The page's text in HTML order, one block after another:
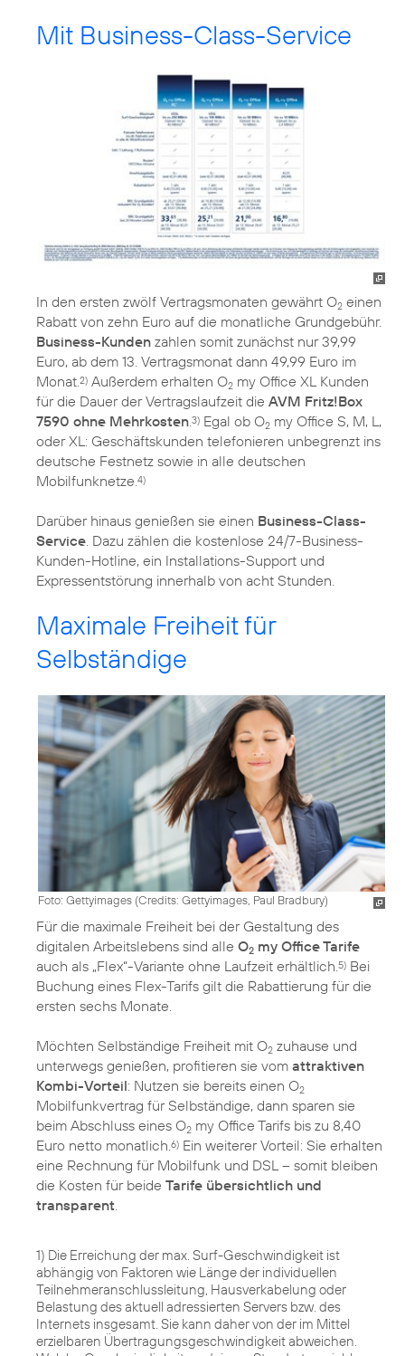
Mit Business-Class-Service
In den ersten zwölf Vertragsmonaten gewährt O2 einen
Rabatt von zehn Euro auf die monatliche Grundgebühr.
Business-Kunden zahlen somit zunächst nur 39,99
Euro, ab dem 13. Vertragsmonat dann 49,99 Euro im
Monat.2) Außerdem erhalten O2 my Office XL Kunden
für die Dauer der Vertragslaufzeit die AVM Fritz!Box
7590 ohne Mehrkosten.3) Egal ob O2 my Office S, M, L,
oder XL: Geschäftskunden telefonieren unbegrenzt ins
deutsche Festnetz sowie in alle deutschen
Mobilfunknetze.4)
Darüber hinaus genießen sie einen Business-Class-
Service. Dazu zählen die kostenlose 24/7-Business-
Kunden-Hotline, ein Installations-Support und
Expressentstörung innerhalb von acht Stunden.
Maximale Freiheit für
Selbständige
Foto: Gettyimages (Credits: Gettyimages, Paul Bradbury)
Für die maximale Freiheit bei der Gestaltung des
digitalen Arbeitslebens sind alle O2 my Office Tarife
auch als „Flex“-Variante ohne Laufzeit erhältlich. 5) Bei
Buchung eines Flex-Tarifs gilt die Rabattierung für die
ersten sechs Monate.
Möchten Selbständige Freiheit mit O2 zuhause und
unterwegs genießen, profitieren sie vom attraktiven
Kombi-Vorteil: Nutzen sie bereits einen O2
Mobilfunkvertrag für Selbständige, dann sparen sie
beim Abschluss eines O2 my Office Tarifs bis zu 8,40
Euro netto monatlich. 6) Ein weiterer Vorteil: Sie erhalten
eine Rechnung für Mobilfunk und DSL – somit bleiben
die Kosten für beide Tarife übersichtlich und
transparent
1) Die Erreichung der max. Surf-Geschwindigkeit ist
abhängig von Faktoren wie Länge der individuellen
Teilnehmeranschlussleitung, Hausverkabelung oder
Belastung des aktuell adressierten Servers bzw. des
Internets insgesamt. Sie kann daher von der im Mittel
erzielbaren Übertragungsgeschwindigkeit abweichen.